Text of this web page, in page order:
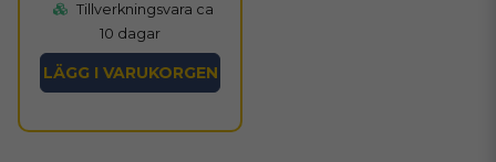
Tillverkningsvara ca
10 dagar
LÄGG I VARUKORGEN